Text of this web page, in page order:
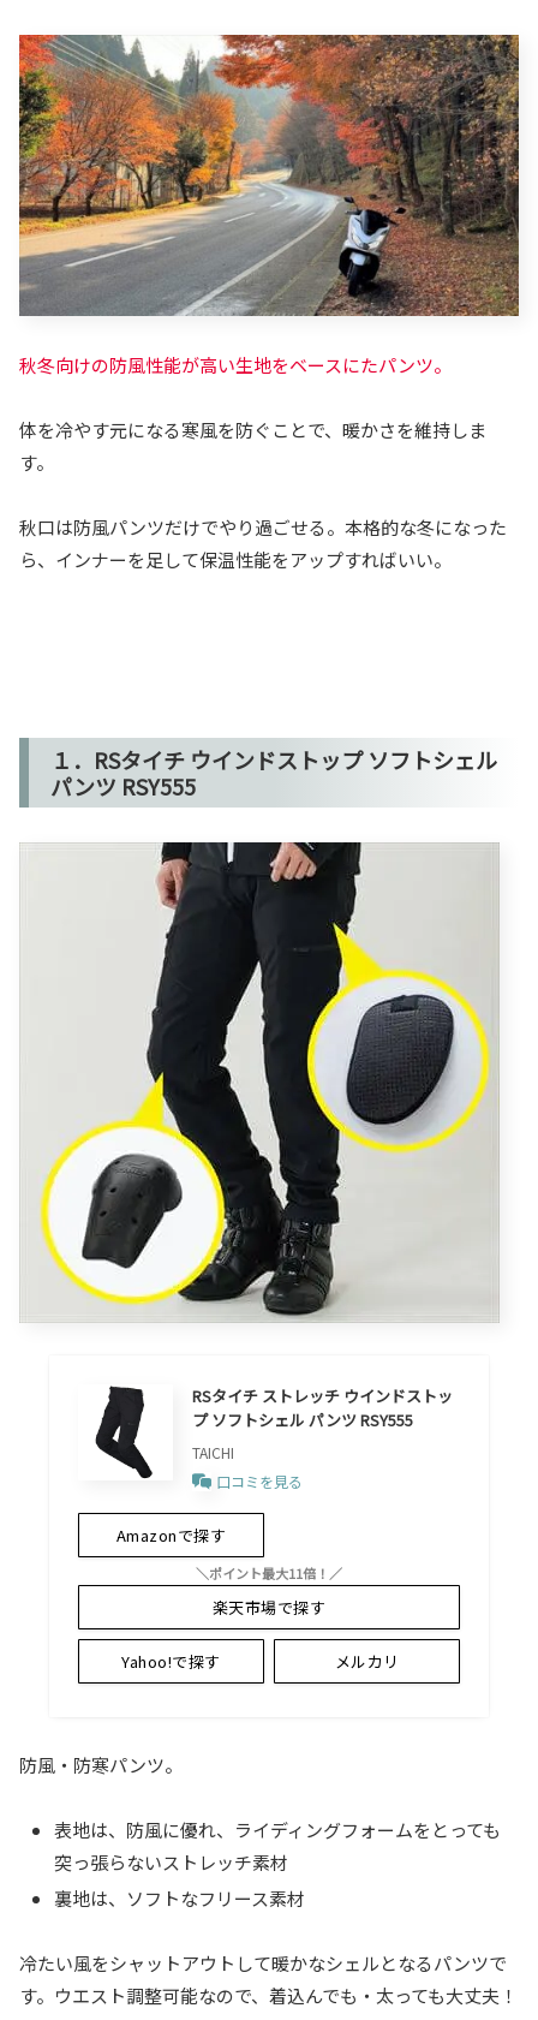
秋冬向けの防風性能が高い生地をベースにたパンツ。
体を冷やす元になる寒風を防ぐことで、暖かさを維持しま
す。
秋口は防風パンツだけでやり過ごせる。本格的な冬になった
ら、インナーを足して保温性能をアップすればいい。
１．RSタイチ ウインドストップ ソフトシェル
パンツ RSY555
RSタイチ ストレッチ ウインドストッ
プ ソフトシェル パンツ RSY555
TAICHI
口コミを見る
Amazonで探す
＼ポイント最大11倍！／
楽天市場で探す
Yahoo!で探す メルカリ
防風・防寒パンツ。
表地は、防風に優れ、ライディングフォームをとっても
突っ張らないストレッチ素材
裏地は、ソフトなフリース素材
冷たい風をシャットアウトして暖かなシェルとなるパンツで
す。ウエスト調整可能なので、着込んでも・太っても大丈夫！